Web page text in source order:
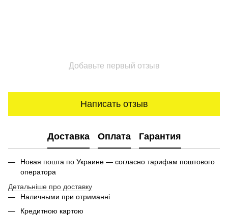
Добавьте первый отзыв
Написать отзыв
Доставка Оплата Гарантия
Новая пошта по Украине — согласно тарифам поштового
оператора
Детальніше про доставку
Наличными при отриманні
Кредитною картою